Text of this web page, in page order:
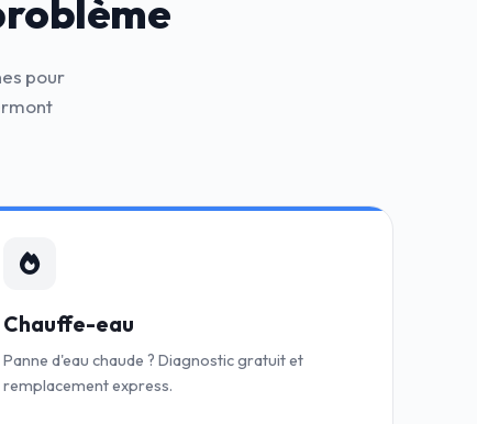
pour
Chauffe-eau
Panne d'eau chaude ? Diagnostic gratuit et
remplacement express.